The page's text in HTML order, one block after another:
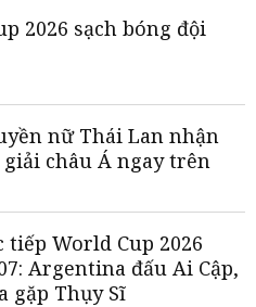
2026 sạch bóng đội
nữ Thái Lan nhận
châu Á ngay trên
World Cup 2026
Argentina đấu Ai Cập,
gặp Thụy Sĩ